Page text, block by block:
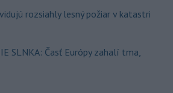
rozsiahly lesný požiar v katastri
SLNKA: Časť Európy zahalí tma,